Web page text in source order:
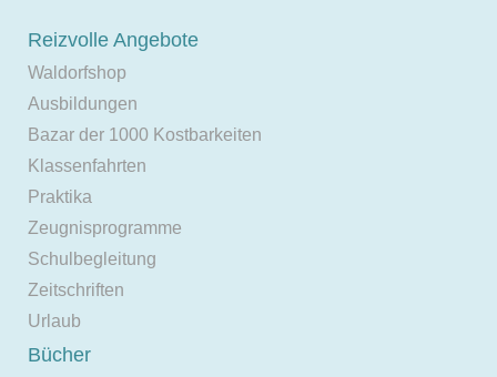
Reizvolle Angebote
Waldorfshop
Ausbildungen
Bazar der 1000 Kostbarkeiten
Klassenfahrten
Praktika
Zeugnisprogramme
Schulbegleitung
Zeitschriften
Urlaub
Bücher